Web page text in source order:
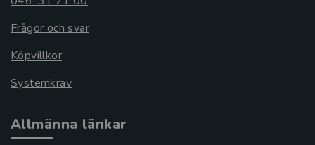
Frågor och svar
Köpvillkor
Systemkrav
Allmänna länkar